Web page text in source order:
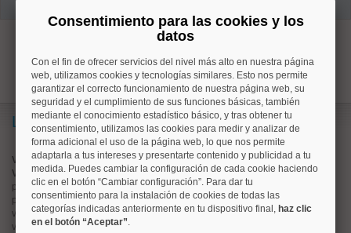
1
Lo más buscado
Valorar vivienda online
Vender piso
pisos enchamberí
pisos enmoncloa
viviendas enargüelles
viviendas entetuán
Consentimiento para las cookies y los
datos
Con el fin de ofrecer servicios del nivel más alto en nuestra página
web, utilizamos cookies y tecnologías similares. Esto nos permite
garantizar el correcto funcionamiento de nuestra página web, su
seguridad y el cumplimiento de sus funciones básicas, también
mediante el conocimiento estadístico básico, y tras obtener tu
consentimiento, utilizamos las cookies para medir y analizar de
forma adicional el uso de la página web, lo que nos permite
adaptarla a tus intereses y presentarte contenido y publicidad a tu
medida. Puedes cambiar la configuración de cada cookie haciendo
clic en el botón “Cambiar configuración”. Para dar tu
consentimiento para la instalación de cookies de todas las
categorías indicadas anteriormente en tu dispositivo final, haz clic
en el botón “Aceptar”.